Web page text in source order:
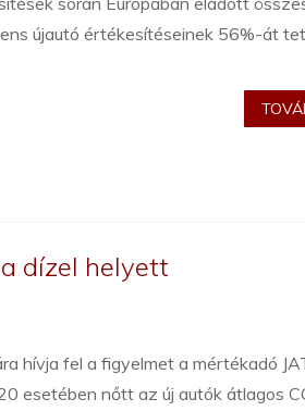
újautó értékesítéseinek 56%-át
dízel helyett
hívja fel a figyelmet a mértékadó
esetében nőtt az új autók átlagos